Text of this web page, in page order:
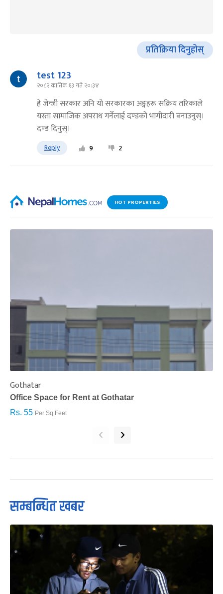
प्रतिक्रिया दिनुहोस्
test 123
२०८२ कात्तिक १३ गते २०:३४
हे जेन्जी सरकार अनि यो सरकारका अङ्गहरू सक्रिय तरिकाले
यस्ता सामाजिक अपराध गर्नेलाई दण्डको भागीदारी बनाउनुस्।
दण्ड दिनुस्।
Reply 9 2
HOT PROPERTIES
Gothatar
Office Space for Rent at Gothatar
Rs. 55 Per Sq.Feet
‹ ›
सम्बन्धित खबर